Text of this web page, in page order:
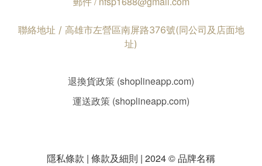
聯絡地址 / 高雄市左營區南屏路376號(同公司及店面地
址)
退換貨政策 (shoplineapp.com)
運送政策 (shoplineapp.com)
隱私條款 | 條款及細則 | 2024 © 品牌名稱